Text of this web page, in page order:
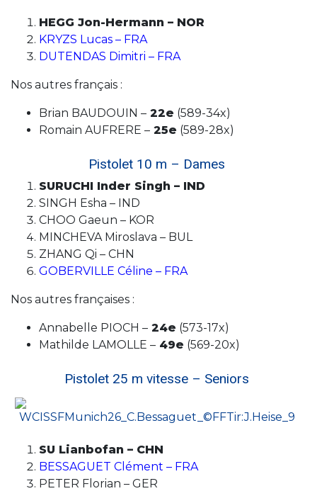
HEGG Jon-Hermann – NOR
KRYZS Lucas – FRA
DUTENDAS Dimitri – FRA
Nos autres français :
Brian BAUDOUIN – 22e (589-34x)
Romain AUFRERE – 25e (589-28x)
Pistolet 10 m – Dames
SURUCHI Inder Singh – IND
SINGH Esha – IND
CHOO Gaeun – KOR
MINCHEVA Miroslava – BUL
ZHANG Qi – CHN
GOBERVILLE Céline – FRA
Nos autres françaises :
Annabelle PIOCH – 24e (573-17x)
Mathilde LAMOLLE – 49e (569-20x)
Pistolet 25 m vitesse – Seniors
SU Lianbofan – CHN
BESSAGUET Clément – FRA
PETER Florian – GER